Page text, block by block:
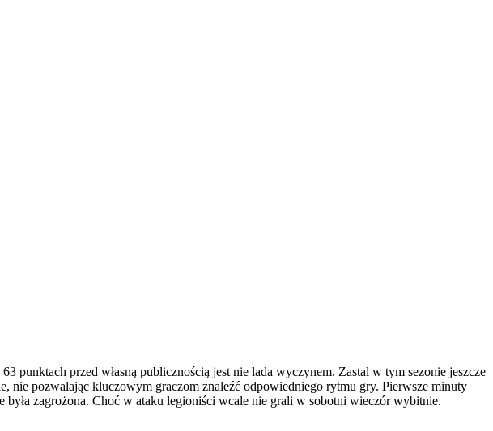
punktach przed własną publicznością jest nie lada wyczynem. Zastal w tym sezonie jeszcze
nie pozwalając kluczowym graczom znaleźć odpowiedniego rytmu gry. Pierwsze minuty
zagrożona. Choć w ataku legioniści wcale nie grali w sobotni wieczór wybitnie.